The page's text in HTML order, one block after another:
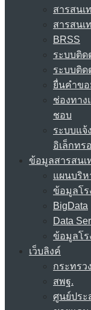
สารสนเ
สารสนเ
BRSS
ระบบติด
ระบบติ
ยื่นคำข
ช่องทาง
ชอบ
ระบบแจ้
อิเล็กทร
ข้อมูลสารสนเ
แผนบริ
ข้อมูลโร
BigData
Data
ข้อมูลโร
เว็บลิงค์
กระทรว
สพฐ.
ศูนย์ประ